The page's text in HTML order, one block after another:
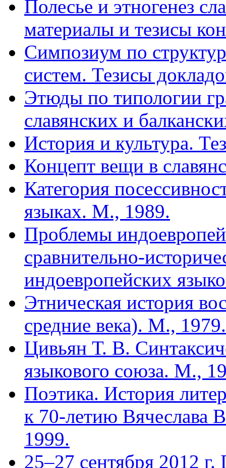
Полесье и этногенез
материалы и тезисы
Симпозиум по
систем. Тезисы
Этюды по типологии
славянских и
История и культура.
Концепт вещи в
Категория
языках. М., 1989.
Проблемы
сравнительно-
индоевропейских
Этническая история
средние века). М., 1979.
Цивьян Т. В.
языкового союза. М.,
Поэтика. История
к 70-летию Вячеслава
1999.
25–27 сентября 2012